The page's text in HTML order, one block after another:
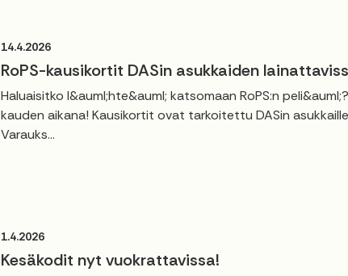
14.4.2026
RoPS-kausikortit DASin asukkaiden
Haluaisitko l&auml;hte&auml; katsomaan RoPS:n
kauden aikana! Kausikortit ovat tarkoitettu DASin
Varauks...
1.4.2026
Kesäkodit nyt vuokrattavissa!